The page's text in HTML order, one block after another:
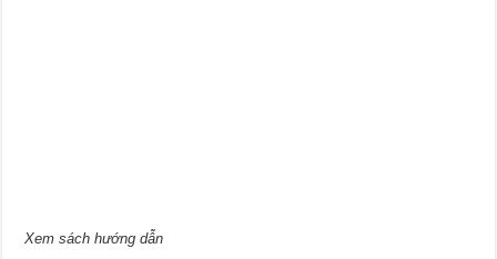
Xem sách hướng dẫn